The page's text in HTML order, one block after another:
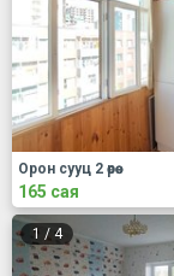
Орон сууц 2 өрөө
165 сая
1 / 4